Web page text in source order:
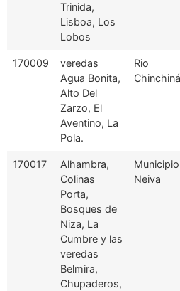
Trinida,
Lisboa, Los
Lobos
170009
veredas
Agua Bonita,
Alto Del
Zarzo, El
Aventino, La
Pola.
Rio
Chinchiná
170017
Alhambra,
Colinas
Porta,
Bosques de
Niza, La
Cumbre y las
veredas
Belmira,
Chupaderos,
Municipio
Neiva